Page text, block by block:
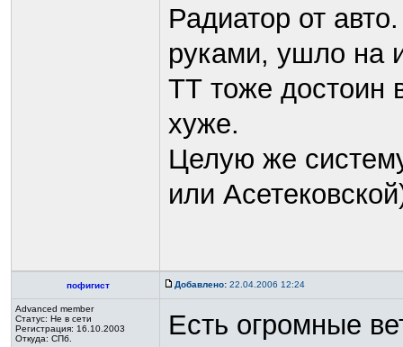
Радиатор от
руками, ушло на
ТТ тоже достоин
хуже.
Целую же
или
пофигист Добавлено: 22.04.2006 12:24
Advanced member
Статус: Не в сети
Регистрация: 16.10.2003
Откуда: СПб.
Есть огромные